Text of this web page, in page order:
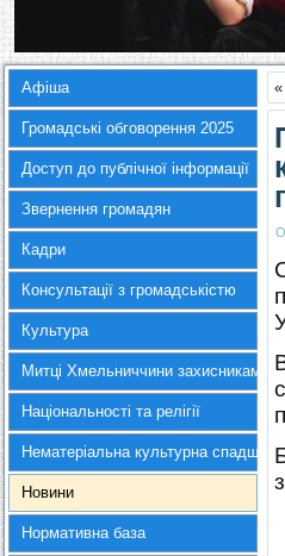
Афіша
Громадські обговорення 2025
Доступ до публічної інформації
Звернення громадян
Кадри
Консультації з громадськістю
Культура
Митці Хмельниччини захисникам
Національності та релігії
Нематеріальна культурна спадщина
Новини
Нормативна база
«